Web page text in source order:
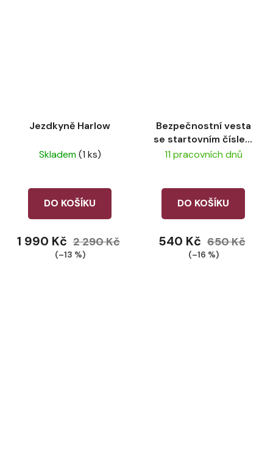
Jezdkyně Harlow
Skladem(1 ks)
DO KOŠÍKU
1 990 Kč 2 290 Kč
(–13 %)
Bezpečnostní vesta
se startovním číslem
pro jazdkyne
11 pracovních dnů
DO KOŠÍKU
540 Kč 650 Kč
(–16 %)